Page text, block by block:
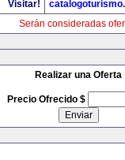
Visitar!
Serán consideradas
Realizar una Oferta
Precio Ofrecido $